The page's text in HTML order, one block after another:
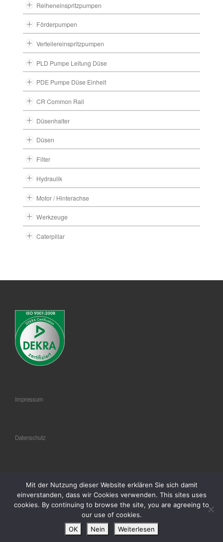
Reiheneinspritzpumpen
Förderpumpen
Verteilereinspritzpumpen
PLD Pumpe Leitung Düse
PDE Pumpe Düse Einheit
CR Common Rail
Düsenhalter
Düsen
Filter
Hydraulik
Motor / Hinterachse
Werkzeuge
Caterpillar
Impressum
Datenschutz
® FLAG Germany GmbH – Alle Rechte vorbehalten
Mit der Nutzung dieser Website erklären Sie sich damit
einverstanden, dass wir Cookies verwenden. This sites uses
cookies. By continuing to browse the site, you are agreeing to
our use of cookies.
OK
Nein Weiterlesen